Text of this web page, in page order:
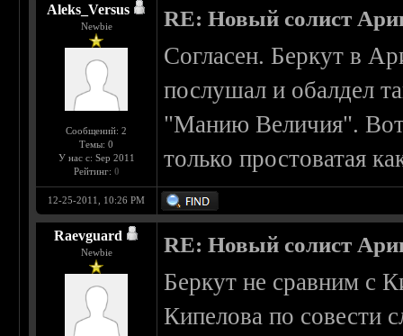
Aleks_Versus
Newbie
Сообщений: 2
Темы: 0
У нас с: Sep 2011
Рейтинг: 0
RE: Новый солист
Согласен. Беркут в
послушал и обалдел
"Манию Величия". Вот
только простоватая
12-25-2011, 10:26 PM
Raevguard
Newbie RE: Новый солист
Беркут не сравним с
Кипелова по совести